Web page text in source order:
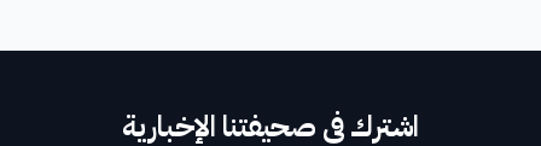
اشترك في صحيفتنا الإخبارية